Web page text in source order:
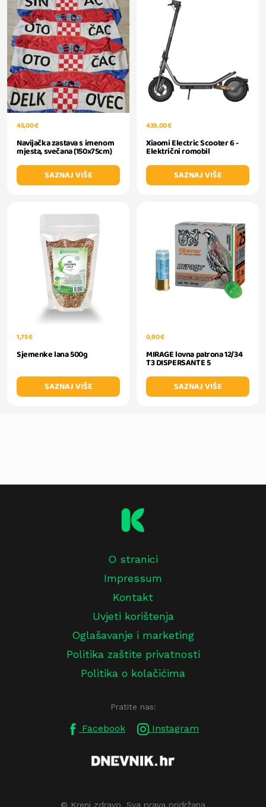
45,00 €
Navijačka zastava s imenom
mjesta, svečana (150x75cm)
SAZNAJ VIŠE
439,00 €
Xiaomi Electric Scooter 6 -
Električni romobil
SAZNAJ VIŠE
1,75 €
Sjemenke lana 500g
SAZNAJ VIŠE
0,90 €
MIRAGE lovna patrona 12/34
T3 DISPERSANTE 5
SAZNAJ VIŠE
O stranici
Impressum
Kontakt
Uvjeti korištenja
Oglašavanje i marketing
Politika zaštite privatnosti
Politika o kolačićima
Pratite nas:
Facebook Instagram
© Kreni zdravo. Sva prava pridržana